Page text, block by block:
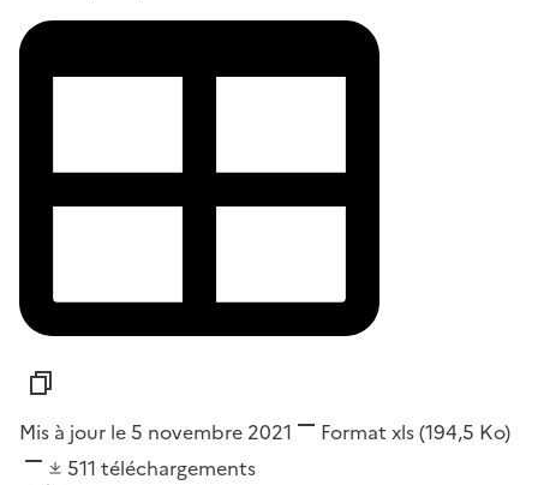
Mis à jour le 5 novembre 2021 Format xls(194,5 Ko)
511 téléchargements